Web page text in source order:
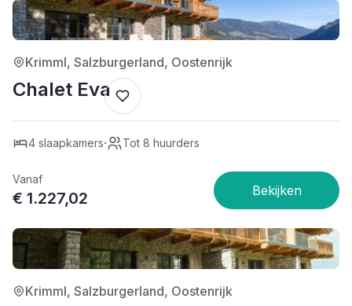
4/5
Krimml, Salzburgerland, Oostenrijk
Chalet Eva
4 slaapkamers· Tot 8 huurders
Vanaf
€ 1.227,02
Krimml, Salzburgerland, Oostenrijk